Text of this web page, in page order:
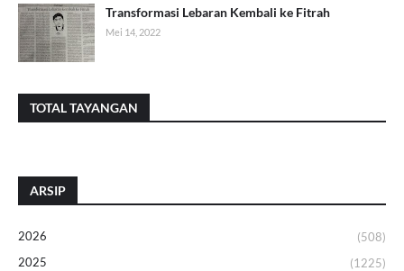
Transformasi Lebaran Kembali ke Fitrah
Mei 14, 2022
TOTAL TAYANGAN
ARSIP
2026
(508)
2025
(1225)